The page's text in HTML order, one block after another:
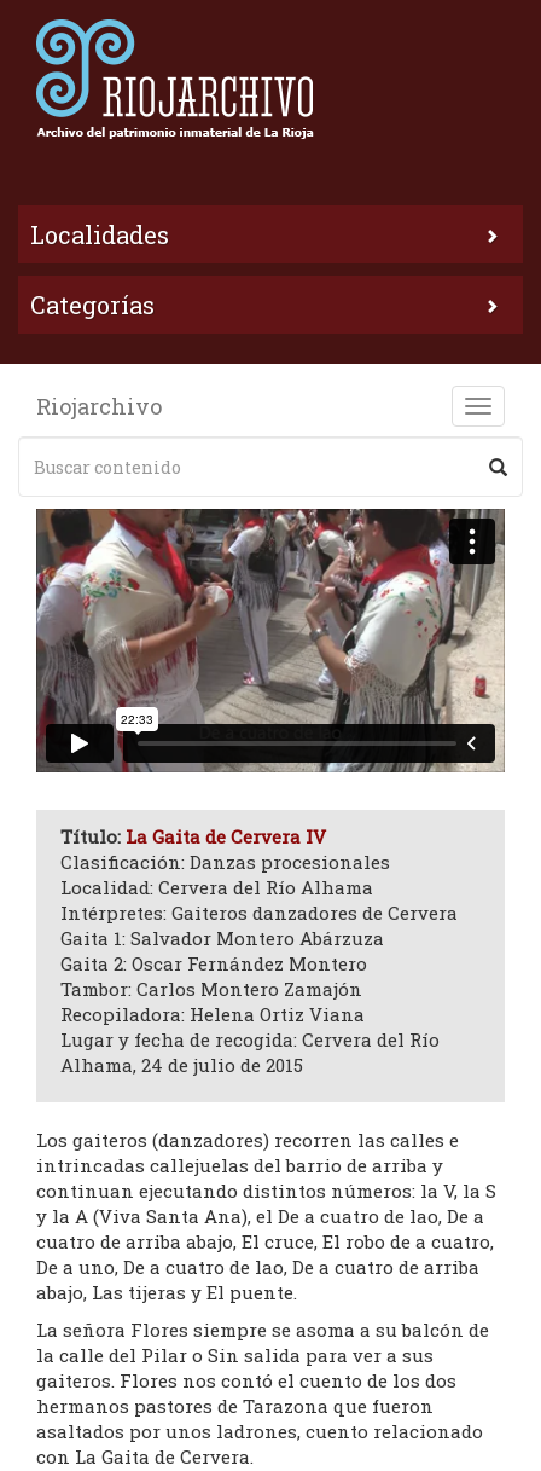
Localidades
Categorías
Toggle
Riojarchivo
Título: La Gaita de Cervera IV
Clasificación: Danzas procesionales
Localidad: Cervera del Río Alhama
Intérpretes: Gaiteros danzadores de Cervera
Gaita 1: Salvador Montero Abárzuza
Gaita 2: Oscar Fernández Montero
Tambor: Carlos Montero Zamajón
Recopiladora: Helena Ortiz Viana
Lugar y fecha de recogida: Cervera del Río
Alhama, 24 de julio de 2015
Los gaiteros (danzadores) recorren las calles e
intrincadas callejuelas del barrio de arriba y
continuan ejecutando distintos números: la V, la S
y la A (Viva Santa Ana), el De a cuatro de lao, De a
cuatro de arriba abajo, El cruce, El robo de a cuatro,
De a uno, De a cuatro de lao, De a cuatro de arriba
abajo, Las tijeras y El puente.
La señora Flores siempre se asoma a su balcón de
la calle del Pilar o Sin salida para ver a sus
gaiteros. Flores nos contó el cuento de los dos
hermanos pastores de Tarazona que fueron
asaltados por unos ladrones, cuento relacionado
con La Gaita de Cervera.